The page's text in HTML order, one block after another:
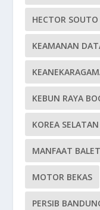
HECTOR SOUTO
KEAMANAN
KEBUN RAYA
KOREA SELATAN
MANFAAT BALET
MOTOR BEKAS
PERSIB